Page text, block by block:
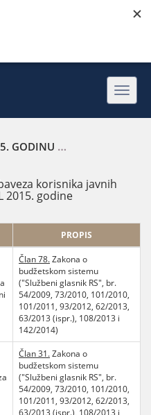
GODINU
korisnika javnih
2015. godine
PROPIS
Član 78.Zakona o
budžetskom sistemu
("Službeni glasnik RS", br.
54/2009, 73/2010, 101/2010,
101/2011, 93/2012, 62/2013,
63/2013 (ispr.), 108/2013 i
142/2014)
Član 31.Zakona o
budžetskom sistemu
("Službeni glasnik RS", br.
54/2009, 73/2010, 101/2010,
101/2011, 93/2012, 62/2013,
63/2013 (ispr.), 108/2013 i